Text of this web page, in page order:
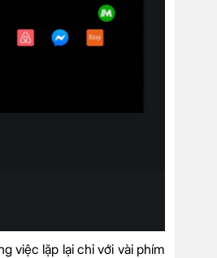
việc lặp lại chỉ với vài phím